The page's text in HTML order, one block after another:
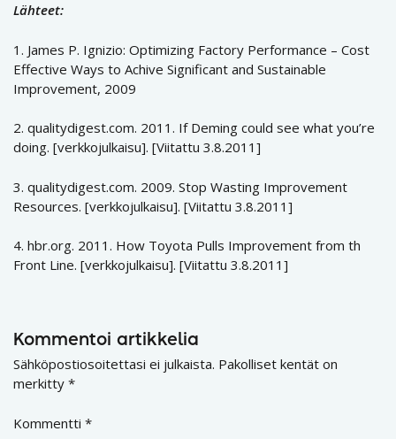
Lähteet:
1. James P. Ignizio: Optimizing Factory Performance – Cost
Effective Ways to Achive Significant and Sustainable
Improvement, 2009
2. qualitydigest.com. 2011. If Deming could see what you’re
doing. [verkkojulkaisu]. [Viitattu 3.8.2011]
3. qualitydigest.com. 2009. Stop Wasting Improvement
Resources. [verkkojulkaisu]. [Viitattu 3.8.2011]
4. hbr.org. 2011. How Toyota Pulls Improvement from th
Front Line. [verkkojulkaisu]. [Viitattu 3.8.2011]
Kommentoi artikkelia
Sähköpostiosoitettasi ei julkaista. Pakolliset kentät on
merkitty *
Kommentti *